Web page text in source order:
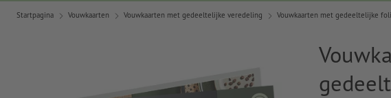
Startpagina Vouwkaarten Vouwkaarten met gedeeltelijke veredeling Vouwkaarten met gedeeltelijke